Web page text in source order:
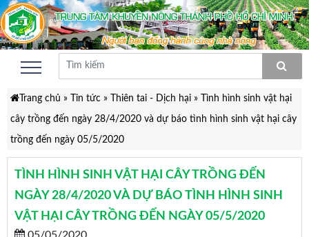
Trang chủ » Tin tức» Thiên tai - Dịch hại»
Tình hình sinh vật hại
cây trồng đến ngày 28/4/2020 và dự báo tình hình sinh vật hại cây
trồng đến ngày 05/5/2020
TÌNH HÌNH SINH VẬT HẠI CÂY TRỒNG ĐẾN
NGÀY 28/4/2020 VÀ DỰ BÁO TÌNH HÌNH SINH
VẬT HẠI CÂY TRỒNG ĐẾN NGÀY 05/5/2020